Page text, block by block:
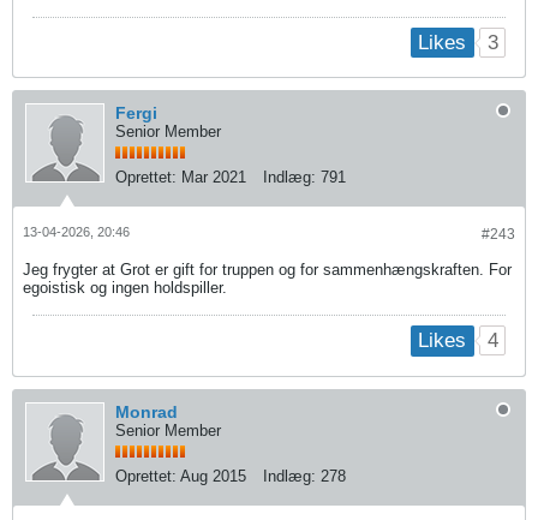
Likes 3
Fergi
Senior Member
Oprettet: Mar 2021 Indlæg: 791
#243
13-04-2026, 20:46
Jeg frygter at Grot er gift for truppen og for sammenhængskraften. For
egoistisk og ingen holdspiller.
Likes 4
Monrad
Senior Member
Oprettet: Aug 2015 Indlæg: 278